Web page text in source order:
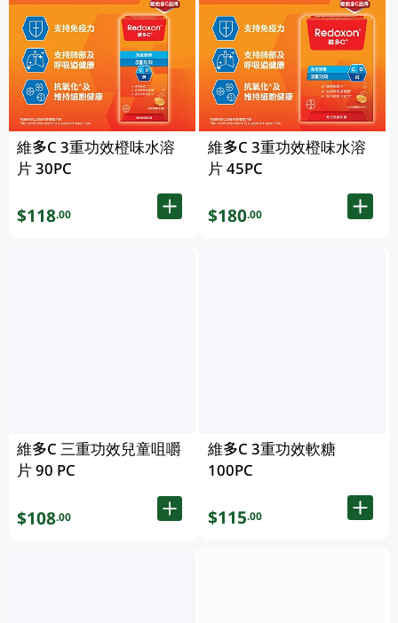
維多C 3重功效橙味水溶
片 30PC
$118.00
維多C 三重功效兒童咀嚼
片 90 PC
$108.00
維多C 3重功效橙味水溶
片 45PC
$180.00
維多C 3重功效軟糖
100PC
$115.00